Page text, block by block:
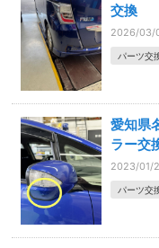
交換
2026/03/
パーツ交
愛知県
ラー交
2023/01/
パーツ交